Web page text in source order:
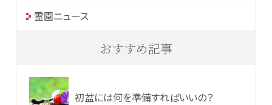
霊園ニュース
おすすめ記事
初盆には何を準備すればいいの？